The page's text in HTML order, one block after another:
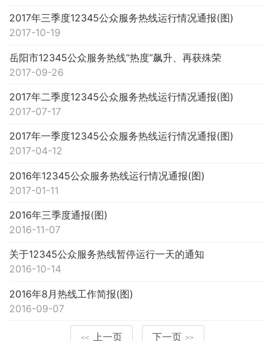
2017年三季度12345公众服务热线运行情况通报(图)
2017-10-19
岳阳市12345公众服务热线“热度”飙升、再获殊荣
2017-09-26
2017年二季度12345公众服务热线运行情况通报(图)
2017-07-17
2017年一季度12345公众服务热线运行情况通报(图)
2017-04-12
2016年12345公众服务热线运行情况通报(图)
2017-01-11
2016年三季度通报(图)
2016-11-07
关于12345公众服务热线暂停运行一天的通知
2016-10-14
2016年8月热线工作简报(图)
2016-09-07
<< 上一页 下一页 >>